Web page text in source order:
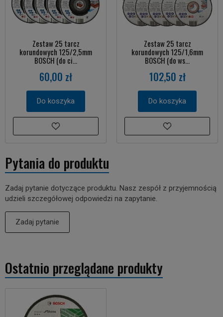
Zestaw 25 tarcz
korundowych 125/2,5mm
BOSCH (do ci...
60,00 zł
Do koszyka
Zestaw 25 tarcz
korundowych 125/1,6mm
BOSCH (do ws...
102,50 zł
Do koszyka
Pytania do produktu
Zadaj pytanie dotyczące produktu. Nasz zespół z przyjemnością
udzieli szczegółowej odpowiedzi na zapytanie.
Zadaj pytanie
Ostatnio przeglądane produkty